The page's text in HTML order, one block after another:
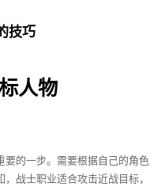
技巧
人物
的一步。需要根据自己的角色
战士职业适合攻击近战目标，